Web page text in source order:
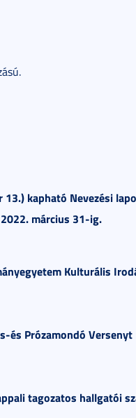
kapható Nevezési
március 31-ig.
Kulturális
és Prózamondó Versenyt
tagozatos hallgatói